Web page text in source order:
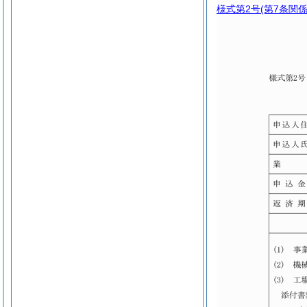
様式第2号(第7条関